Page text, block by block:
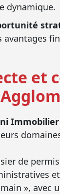
dynamique.
et
Immobilier
de
»,